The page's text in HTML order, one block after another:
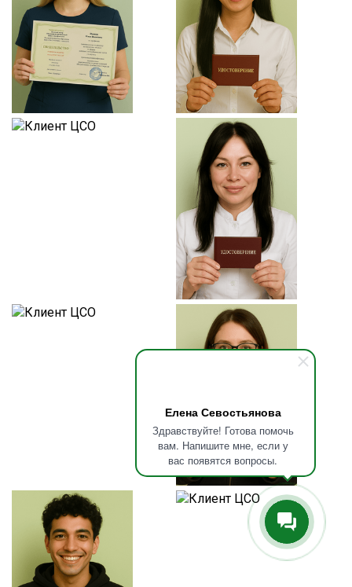
Елена Севостьянова
Здравствуйте! Готова помочь
вам. Напишите мне, если у
вас появятся вопросы.